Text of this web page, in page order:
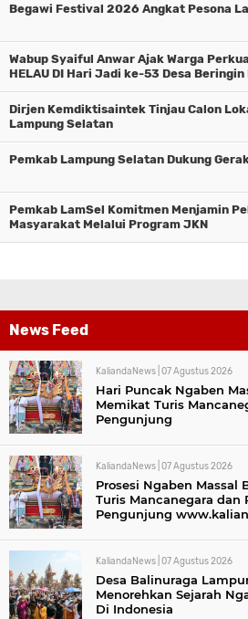
Begawi Festival 2026 Angkat Pesona
Wabup Syaiful Anwar Ajak Warga
HELAU DI Hari Jadi ke-53 Desa Beringin
Dirjen Kemdiktisaintek Tinjau Calon
Lampung Selatan
Pemkab Lampung Selatan Dukung
Pemkab LamSel Komitmen Menjamin
Masyarakat Melalui Program JKN
News Feed
KaliandaNews | 07 Agustus 2026
Hari Puncak Ngaben
Memikat Turis
Pengunjung
KaliandaNews | 07 Agustus 2026
Prosesi Ngaben Massal
Turis Mancanegara dan
Pengunjung
KaliandaNews | 07 Agustus 2026
Desa Balinuraga
Menorehkan Sejarah
Di Indonesia